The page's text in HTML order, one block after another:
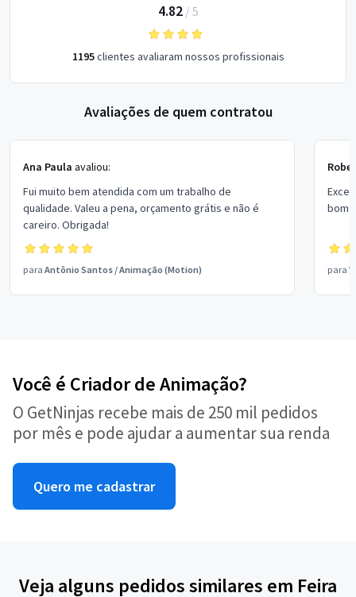
4.82/ 5
1195clientes avaliaram nossos profissionais
Avaliações de quem contratou
Ana Paula avaliou:
Fui muito bem atendida com um trabalho de
qualidade. Valeu a pena, orçamento grátis e não é
careiro. Obrigada!
para Antônio Santos /Animação (Motion)
bom
para
Você é Criador de Animação?
O GetNinjas recebe mais de 250 mil pedidos
por mês e pode ajudar a aumentar sua renda
Quero me cadastrar
Veja alguns pedidos similares em Feira